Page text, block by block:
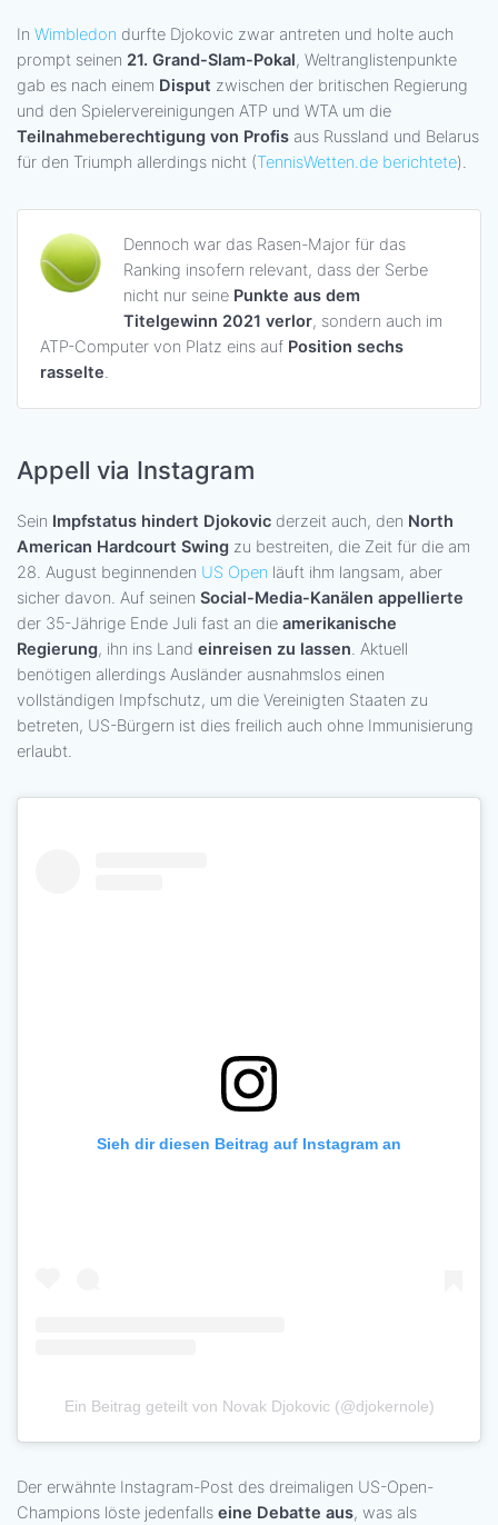
In Wimbledon durfte Djokovic zwar antreten und holte auch
prompt seinen 21. Grand-Slam-Pokal, Weltranglistenpunkte
gab es nach einem Disput zwischen der britischen Regierung
und den Spielervereinigungen ATP und WTA um die
Teilnahmeberechtigung von Profis aus Russland und Belarus
für den Triumph allerdings nicht (TennisWetten.de berichtete).
Dennoch war das Rasen-Major für das
Ranking insofern relevant, dass der Serbe
nicht nur seine Punkte aus dem
Titelgewinn 2021 verlor, sondern auch im
ATP-Computer von Platz eins auf Position sechs
rasselte.
Appell via Instagram
Sein Impfstatus hindert Djokovic derzeit auch, den North
American Hardcourt Swing zu bestreiten, die Zeit für die am
28. August beginnenden US Open läuft ihm langsam, aber
sicher davon. Auf seinen Social-Media-Kanälen appellierte
der 35-Jährige Ende Juli fast an die amerikanische
Regierung, ihn ins Land einreisen zu lassen. Aktuell
benötigen allerdings Ausländer ausnahmslos einen
vollständigen Impfschutz, um die Vereinigten Staaten zu
betreten, US-Bürgern ist dies freilich auch ohne Immunisierung
erlaubt.
Sieh dir diesen Beitrag auf Instagram an
Ein Beitrag geteilt von Novak Djokovic (@djokernole)
Der erwähnte Instagram-Post des dreimaligen US-Open-
Champions löste jedenfalls eine Debatte aus, was als